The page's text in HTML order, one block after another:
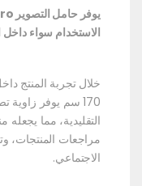
الاستخدام سواء داخل
خلال تجربة المنتج
170 سم يوفر
التقليدية، مما يجعله
مراجعات المنتجات،
الاجتماعي.